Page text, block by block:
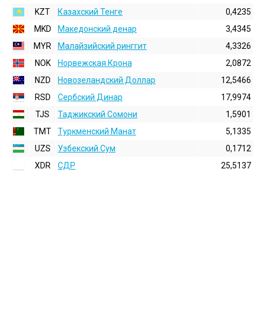
KZT
Казахский Тенге
0,4235
MKD
Македонский денар
3,4345
MYR
Малайзийский ринггит
4,3326
NOK
Норвежская Крона
2,0872
NZD
Новозеландский Доллар
12,5466
RSD
Сербский Динар
17,9974
TJS
Таджикский Сомони
1,5901
TMT
Туркменский Манат
5,1335
UZS
Узбекский Сум
0,1712
XDR
СДР 25,5137